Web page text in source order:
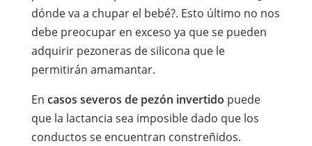
dónde va a chupar el bebé?. Esto último no nos
debe preocupar en exceso ya que se pueden
adquirir pezoneras de silicona que le
permitirán amamantar.
En casos severos de pezón invertido puede
que la lactancia sea imposible dado que los
conductos se encuentran constreñidos.